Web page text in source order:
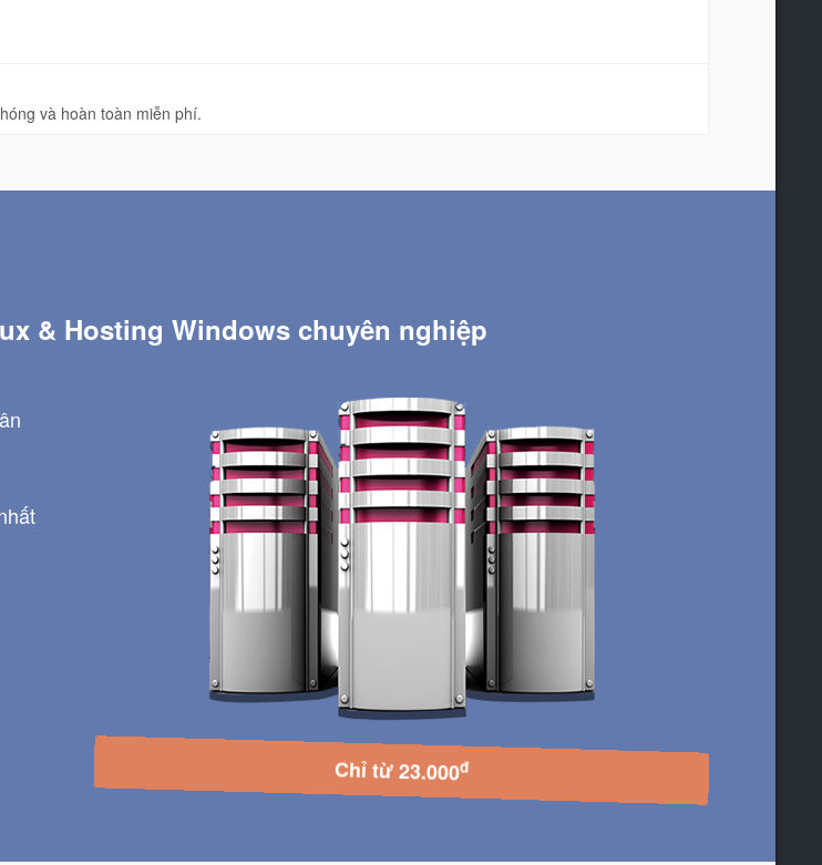
và hoàn toàn miễn phí.
& Hosting Windows chuyên nghiệp
Chỉ từ 23.000đ